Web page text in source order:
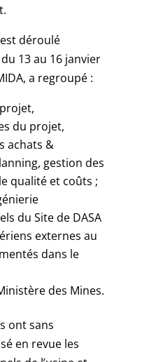
déroulé
13 au 16 janvier
a regroupé :
du projet,
achats &
gestion des
qualité et coûts ;
du Site de DASA
externes au
dans le
des Mines.
ont sans
en revue les